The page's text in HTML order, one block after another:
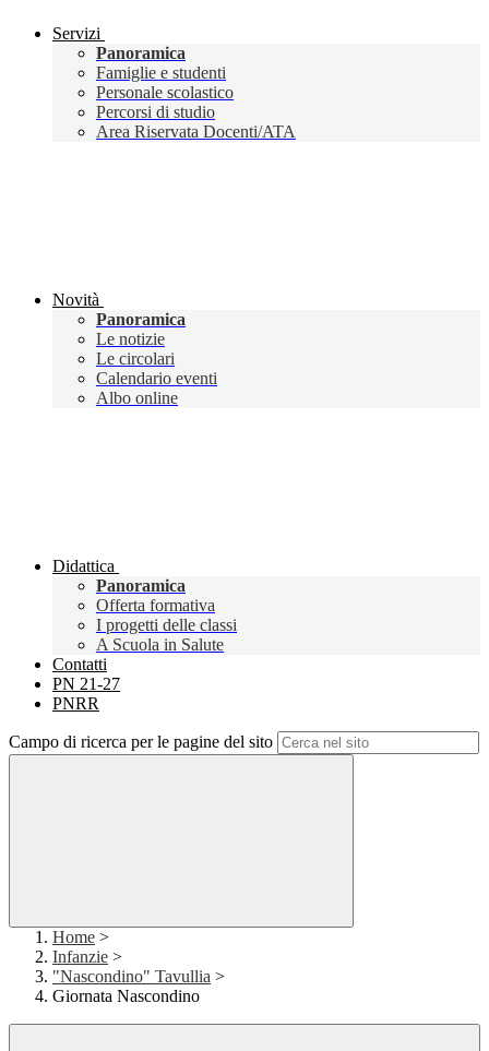
Servizi
Panoramica
Famiglie e studenti
Personale scolastico
Percorsi di studio
Area Riservata Docenti/ATA
Novità
Panoramica
Le notizie
Le circolari
Calendario eventi
Albo online
Didattica
Panoramica
Offerta formativa
I progetti delle classi
A Scuola in Salute
Contatti
PN 21-27
PNRR
Campo di ricerca per le pagine del sito
Home >
Infanzie >
"Nascondino" Tavullia >
Giornata Nascondino